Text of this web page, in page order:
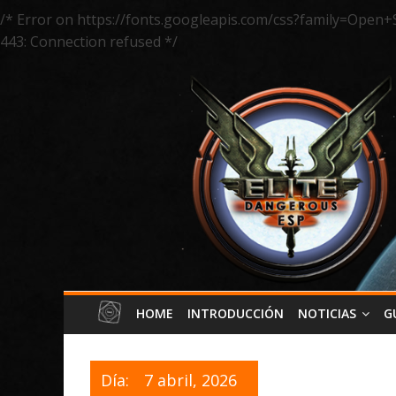
/* Error on https://fonts.googleapis.com/
443: Connection refused */
HOME INTRODUCCIÓN NOTICIAS
Día: 7 abril, 2026